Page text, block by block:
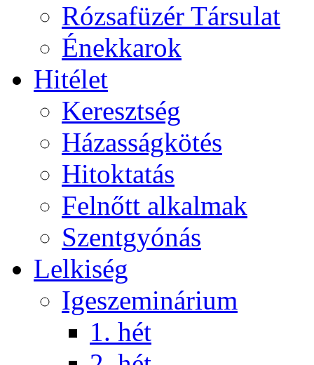
Rózsafüzér Társulat
Énekkarok
Hitélet
Keresztség
Házasságkötés
Hitoktatás
Felnőtt alkalmak
Szentgyónás
Lelkiség
Igeszeminárium
1. hét